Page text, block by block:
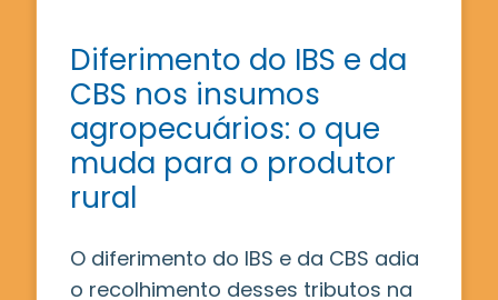
Diferimento do IBS e da
CBS nos insumos
agropecuários: o que
muda para o produtor
rural
O diferimento do IBS e da CBS adia
o recolhimento desses tributos na